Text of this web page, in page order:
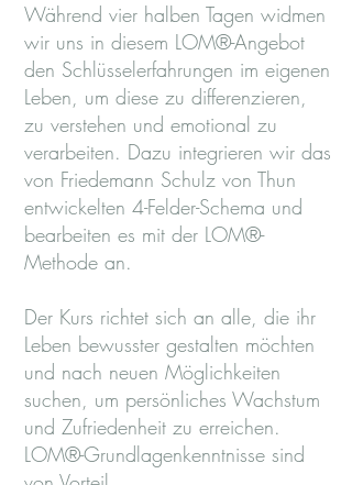
Während vier halben Tagen widmen
wir uns in diesem LOM®-Angebot
den Schlüsselerfahrungen im eigenen
Leben, um diese zu differenzieren,
zu verstehen und emotional zu
verarbeiten. Dazu integrieren wir das
von Friedemann Schulz von Thun
entwickelten 4-Felder-Schema und
bearbeiten es mit der LOM®-
Methode an.
Der Kurs richtet sich an alle, die ihr
Leben bewusster gestalten möchten
und nach neuen Möglichkeiten
suchen, um persönliches Wachstum
und Zufriedenheit zu erreichen.
LOM®-Grundlagenkenntnisse sind